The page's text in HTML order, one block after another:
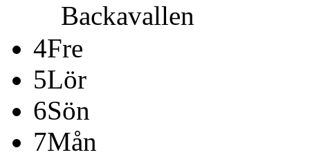
Backavallen
4Fre
5Lör
6Sön
7Mån